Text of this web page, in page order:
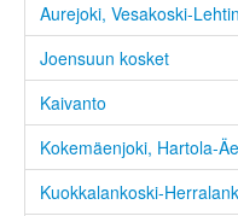
Aurejoki, Vesakoski-
Joensuun kosket
Kaivanto
Kokemäenjoki, Hartola-
Kuokkalankoski-